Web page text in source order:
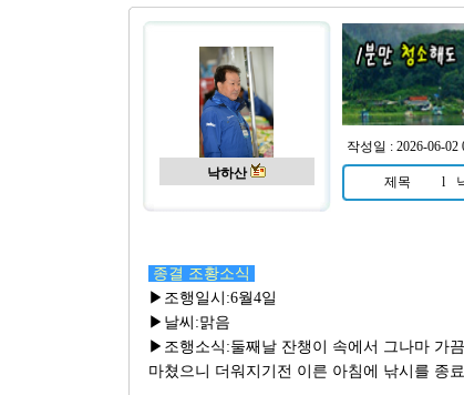
낙하산
작성일 : 2026-06-02
제목 l
종결 조황소식
▶조행일시:6월4일
▶날씨:맑음
▶조행소식:둘째날 잔챙이 속에서 그나마 가
마쳤으니 더워지기전 이른 아침에 낚시를 종